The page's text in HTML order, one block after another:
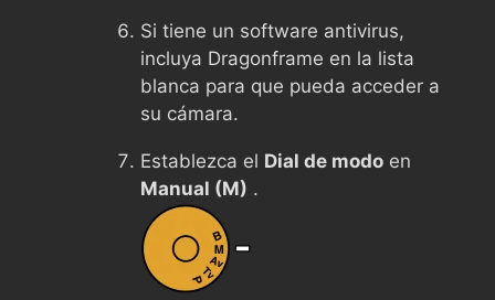
Si tiene un software antivirus,
incluya Dragonframe en la lista
blanca para que pueda acceder a
su cámara.
Establezca el Dial de modo en
Manual (M) .